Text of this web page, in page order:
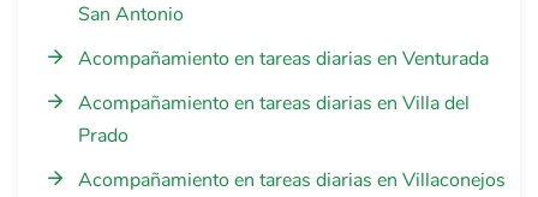
San Antonio
Acompañamiento en tareas diarias en Venturada
Acompañamiento en tareas diarias en Villa del
Prado
Acompañamiento en tareas diarias en Villaconejos